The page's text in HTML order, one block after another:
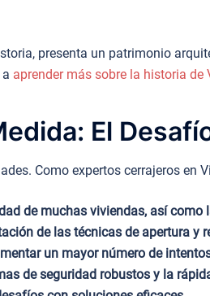
presenta un patrimonio
aprender más sobre la historia de
El
Como expertos cerrajeros
de muchas viviendas, así
de las técnicas de apertura
un mayor número de
de seguridad robustos y la